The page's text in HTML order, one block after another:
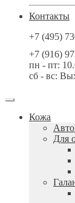
Контакты
+7 (495)
+7 (916)
пн - пт:
сб - вс:
Кожа
Для